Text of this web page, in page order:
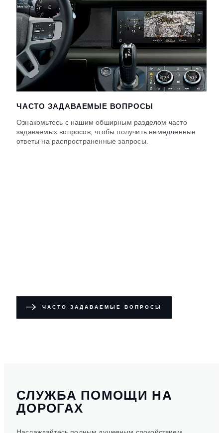
ЧАСТО ЗАДАВАЕМЫЕ ВОПРОСЫ
Ознакомьтесь с нашим обширным разделом часто
задаваемых вопросов, чтобы получить немедленные
ответы на распространенные запросы.
ЧАСТО ЗАДАВАЕМЫЕ ВОПРОСЫ
СЛУЖБА ПОМОЩИ НА
ДОРОГАХ